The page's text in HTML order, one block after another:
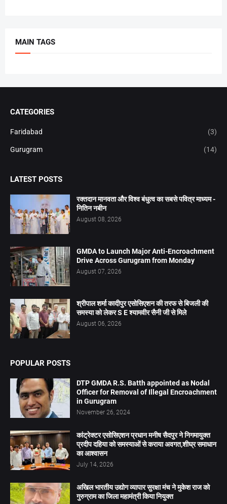
MAIN TAGS
CATEGORIES
Faridabad (3)
Gurugram (14)
LATEST POSTS
रक्तदान मानवता और विश्व बंधुत्व का सबसे पवित्र माध्यम -
नितिन नबीन
August 08, 2026
GMDA to Launch Major Anti-Encroachment
Drive Across Gurugram from Monday
August 07, 2026
श्रीपाल शर्मा कादीपुर एसोसिएशन की तरफ से बिजली की
समस्या को लेकर S E श्यामवीर सैनी जी से मिले
August 06, 2026
POPULAR POSTS
DTP GMDA R.S. Batth appointed as Nodal
Officer for Removal of Illegal Encroachment
in Gurugram
November 26, 2024
कांट्रेक्टर एसोसिएशन प्रधान मनीष सैदपुर ने निगमायुक्त
प्रदीप दहिया को समस्याओं से कराया अवगत,शीघ्र समाधान
का आश्वासन
July 14, 2026
अखिल भारतीय उद्योग व्यापार सुरक्षा मंच ने मुकेश राज को
गुरुग्राम का जिला महामंत्री किया नियुक्त